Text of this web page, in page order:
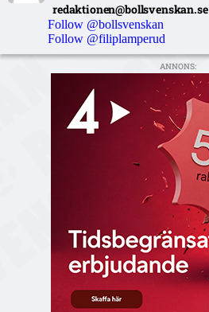
redaktionen@bollsvenskan.se
Follow @bollsvenskan
Follow @filiplamperud
ANNONS: